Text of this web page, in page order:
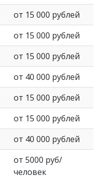
от 15 000 рублей
от 15 000 рублей
от 15 000 рублей
от 40 000 рублей
от 15 000 рублей
от 15 000 рублей
от 40 000 рублей
от 5000 руб/
человек